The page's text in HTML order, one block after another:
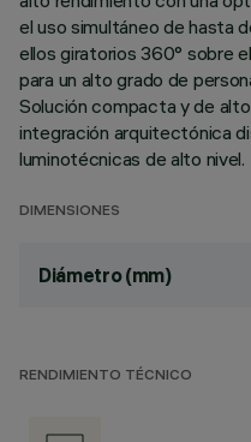
el uso simultáneo de hasta
ellos giratorios 360° sobre
para un alto grado de
Solución compacta y de
integración arquitectónica
luminotécnicas de alto nivel.
DIMENSIONES
Diámetro (mm)
RENDIMIENTO TÉCNICO